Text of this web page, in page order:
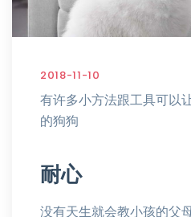
2018-11-10
有许多小方法跟工具可以
的狗狗
耐心
没有天生就会教小孩的父